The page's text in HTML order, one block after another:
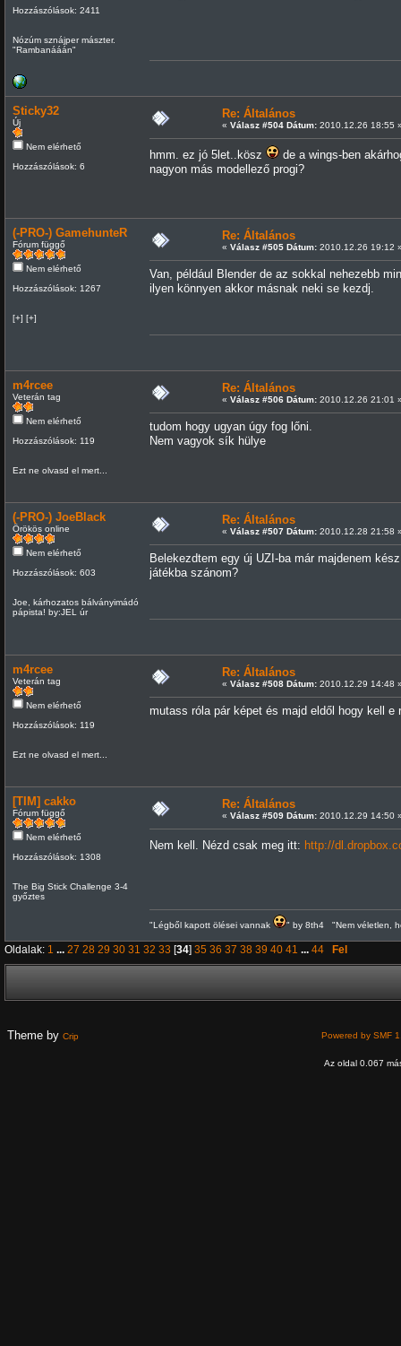
Hozzászólások: 2411
Nózúm sznájper mászter.
"Rambanááán"
Sticky32
Új
Nem elérhető
Hozzászólások: 6
Re: Általános
« Válasz #504 Dátum:2010.12.26 18:55
hmm. ez jó 5let..kösz
de a wings-ben
nagyon más modellező progi?
(-PRO-) GamehunteR
Fórum függő
Nem elérhető
Hozzászólások: 1267
[+] [+]
Re: Általános
« Válasz #505 Dátum:2010.12.26 19:12
Van, például Blender de az sokkal nehezebb
ilyen könnyen akkor másnak neki se kezdj.
m4rcee
Veterán tag
Nem elérhető
Hozzászólások: 119
Ezt ne olvasd el mert...
Re: Általános
« Válasz #506 Dátum:2010.12.26 21:01
tudom hogy ugyan úgy fog lőni.
Nem vagyok sík hülye
(-PRO-) JoeBlack
Örökös online
Nem elérhető
Hozzászólások: 603
Joe, kárhozatos bálványimádó
pápista! by:JEL úr
Re: Általános
« Válasz #507 Dátum:2010.12.28 21:58
Belekezdtem egy új UZI-ba már majdenem
játékba szánom?
m4rcee
Veterán tag
Nem elérhető
Hozzászólások: 119
Ezt ne olvasd el mert...
Re: Általános
« Válasz #508 Dátum:2010.12.29 14:48
mutass róla pár képet és majd eldől hogy kell e
[TIM] cakko
Fórum függő
Nem elérhető
Hozzászólások: 1308
The Big Stick Challenge 3-4
győztes
Re: Általános
« Válasz #509 Dátum:2010.12.29 14:50
Nem kell. Nézd csak meg itt: http://
"Légből kapott ölései vannak " by 8th4 "Nem véletlen,
Oldalak: 1 ... 27 28 29 30 31 32 33 [34] 35 36 37 38 39 40 41 ... 44 Fel
Theme by Crip Powered by SMF
Az oldal 0.067